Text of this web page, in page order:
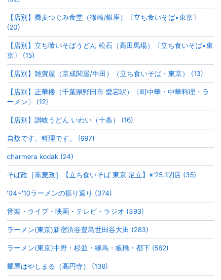
【店別】蕎麦つぐみ食堂（篠崎/銀座）〔立ち食いそば•東京〕
(20)
【店別】立ち喰いそばうどん 松石（高田馬場）〔立ち食いそば•東
京〕 (15)
【店別】雑賀屋（京成関屋/牛田）（立ち食いそば・東京） (13)
【店別】正華楼（千葉県野田市 愛宕駅）〔町中華・中華料理・ラ
ーメン〕 (12)
【店別】讃岐うどん いわい（十条） (16)
自炊です、料理です。 (697)
charmera kodak (24)
そば政［蕎麦政］【立ち食いそば 東京 足立】※’25.1閉店 (35)
'04~'10ラーメンの振り返り (374)
音楽・ライブ・映画・テレビ・ラジオ (393)
ラーメン(東京)新宿渋谷豊島世田谷大田 (283)
ラーメン(東京)中野・杉並・練馬・板橋・都下 (562)
麺屋はやしまる（高円寺） (138)